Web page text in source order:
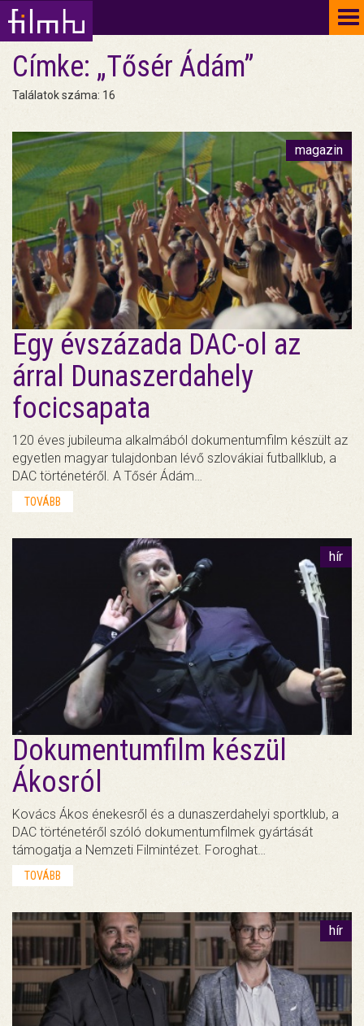
Címke: „Tősér Ádám”
Találatok száma: 16
magazin
Egy évszázada DAC-ol az
árral Dunaszerdahely
focicsapata
120 éves jubileuma alkalmából dokumentumfilm készült az
egyetlen magyar tulajdonban lévő szlovákiai futballklub, a
DAC történetéről. A Tősér Ádám…
TOVÁBB
hír
Dokumentumfilm készül
Ákosról
Kovács Ákos énekesről és a dunaszerdahelyi sportklub, a
DAC történetéről szóló dokumentumfilmek gyártását
támogatja a Nemzeti Filmintézet. Foroghat…
TOVÁBB
hír